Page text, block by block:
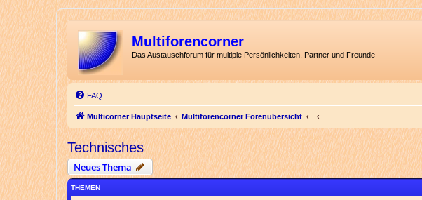
Multiforencorner
Das Austauschforum für multiple Persönlichkeiten, Partner und Freunde
FAQ
Multicorner Hauptseite Multiforencorner Forenübersicht
Technisches
Neues Thema
THEMEN